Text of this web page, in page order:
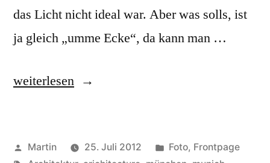
das Licht nicht ideal war. Aber was solls, ist
ja gleich „umme Ecke“, da kann man …
„Die
weiterlesen
Veröffentlicht
Martin 25. Juli 2012
Veröffentlicht
Foto, Frontpage